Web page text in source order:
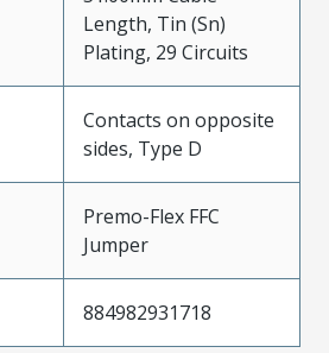
Length, Tin (Sn)
Plating, 29 Circuits
Contacts on opposite
sides, Type D
Premo-Flex FFC
Jumper
884982931718